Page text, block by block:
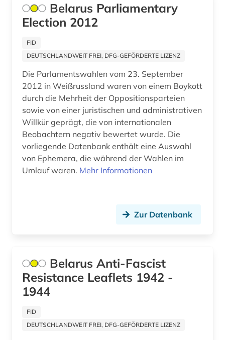
Belarus Parliamentary
Election 2012
FID
DEUTSCHLANDWEIT FREI, DFG-GEFÖRDERTE LIZENZ
Die Parlamentswahlen vom 23. September
2012 in Weißrussland waren von einem Boykott
durch die Mehrheit der Oppositionsparteien
sowie von einer juristischen und administrativen
Willkür geprägt, die von internationalen
Beobachtern negativ bewertet wurde. Die
vorliegende Datenbank enthält eine Auswahl
von Ephemera, die während der Wahlen im
Umlauf waren. Mehr Informationen
Zur Datenbank
Belarus Anti-Fascist
Resistance Leaflets 1942 -
1944
FID
DEUTSCHLANDWEIT FREI, DFG-GEFÖRDERTE LIZENZ